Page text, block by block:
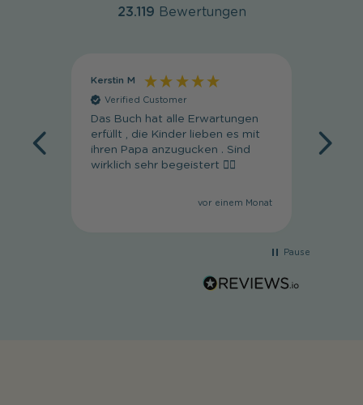
23.119 Bewertungen
Kerstin M
Verified Customer
Das Buch hat alle Erwartungen
erfüllt , die Kinder lieben es mit
ihren Papa anzugucken . Sind
wirklich sehr begeistert 👍🏼
vor einem Monat
Pause